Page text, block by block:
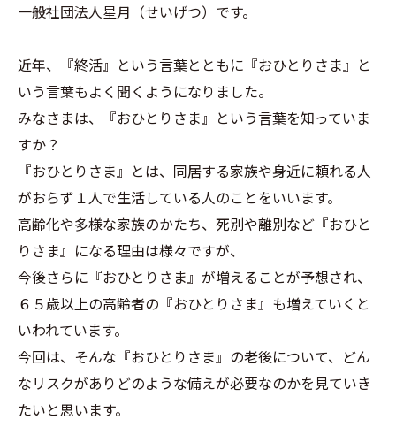
一般社団法人星月（せいげつ）です。
近年、『終活』という言葉とともに『おひとりさま』と
いう言葉もよく聞くようになりました。
みなさまは、『おひとりさま』という言葉を知っていま
すか？
『おひとりさま』とは、同居する家族や身近に頼れる人
がおらず１人で生活している人のことをいいます。
高齢化や多様な家族のかたち、死別や離別など『おひと
りさま』になる理由は様々ですが、
今後さらに『おひとりさま』が増えることが予想され、
６５歳以上の高齢者の『おひとりさま』も増えていくと
いわれています。
今回は、そんな『おひとりさま』の老後について、どん
なリスクがありどのような備えが必要なのかを見ていき
たいと思います。